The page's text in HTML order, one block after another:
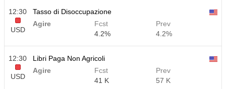
12:30
USD
Tasso di Disoccupazione
Agire
Fcst
4.2%
Prev
4.2%
12:30
USD
Libri Paga Non Agricoli
Agire
Fcst
41 K
Prev
57 K